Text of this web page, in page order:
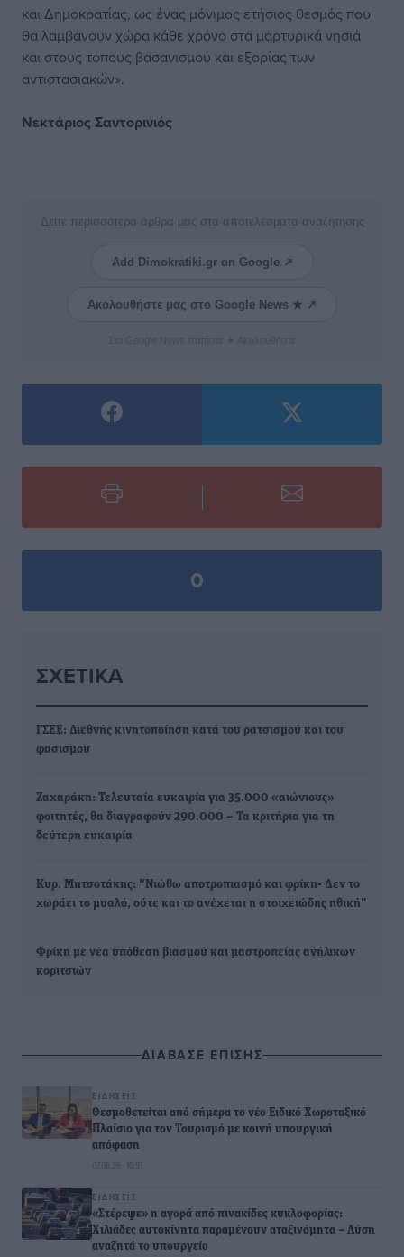
και Δημοκρατίας, ως ένας μόνιμος ετήσιος θεσμός που
θα λαμβάνουν χώρα κάθε χρόνο στα μαρτυρικά νησιά
και στους τόπους βασανισμού και εξορίας των
αντιστασιακών».
Νεκτάριος Σαντορινιός
Δείτε περισσότερα άρθρα μας στα αποτελέσματα αναζήτησης
Add Dimokratiki.gr on Google ↗
Ακολουθήστε μας στο Google News ★ ↗
0
ΣΧΕΤΙΚΆ
ΓΣΕΕ: Διεθνής κινητοποίηση κατά του ρατσισμού και του
φασισμού
Ζαχαράκη: Τελευταία ευκαιρία για 35.000 «αιώνιους»
φοιτητές, θα διαγραφούν 290.000 – Τα κριτήρια για τη
δεύτερη ευκαιρία
Κυρ. Μητσοτάκης: "Νιώθω αποτροπιασμό και φρίκη- Δεν το
χωράει το μυαλό, ούτε και το ανέχεται η στοιχειώδης ηθική"
Φρίκη με νέα υπόθεση βιασμού και μαστροπείας ανήλικων
κοριτσιών
ΔΙΑΒΑΣΕ ΕΠΙΣΗΣ
ΕΙΔΉΣΕΙΣ
Θεσμοθετείται από σήμερα το νέο Ειδικό Χωροταξικό
Πλαίσιο για τον Τουρισμό με κοινή υπουργική
απόφαση
07.08.26 · 10:51
ΕΙΔΉΣΕΙΣ
«Στέρεψε» η αγορά από πινακίδες κυκλοφορίας:
Χιλιάδες αυτοκίνητα παραμένουν αταξινόμητα – Λύση
αναζητά το υπουργείο